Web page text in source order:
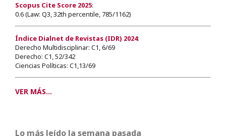
Scopus Cite Score 2025:
0.6 (Law: Q3, 32th percentile, 785/1162)
Índice Dialnet de Revistas (IDR) 2024:
Derecho Multidisciplinar: C1, 6/69
Derecho: C1, 52/342
Ciencias Políticas: C1,13/69
VER MÁS...
Lo más leído la semana pasada